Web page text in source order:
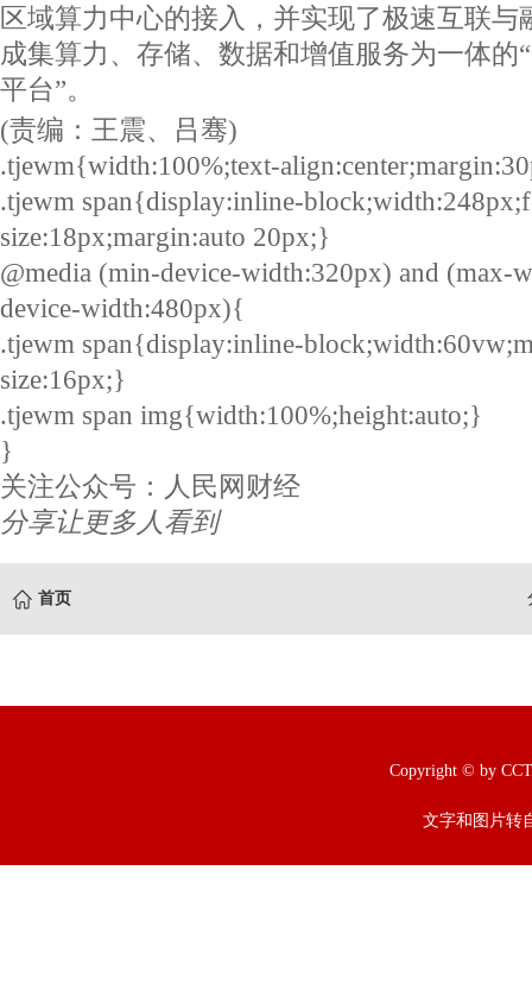
区域算力中心的接入，并实现了极速互联与
成集算力、存储、数据和增值服务为一体的
平台”。
(责编：王震、吕骞)
.tjewm{width:100%;text-
.tjewm span{display:inline-
size:18px;margin:auto 20px;}
@media (min-device-width:320px) and (max-
device-width:480px){
.tjewm span{display:inline-
size:16px;}
.tjewm span img{width:100%;height:auto;}
}
关注公众号：人民网财经
分享让更多人看到
首页
Copyright © by
文字和图片转